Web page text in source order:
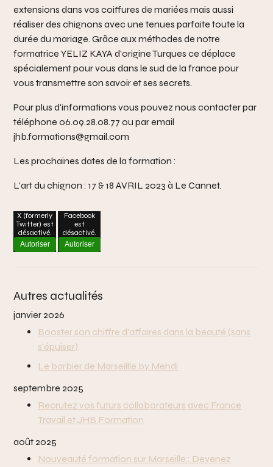
extensions dans vos coiffures de mariées mais aussi
réaliser des chignons avec une tenues parfaite toute la
durée du mariage. Grâce aux méthodes de notre
formatrice YELIZ KAYA d'origine Turques ce déplace
spécialement pour vous dans le sud de la france pour
vous transmettre son savoir et ses secrets.
Pour plus d'informations vous pouvez nous contacter par
téléphone 06.09.28.08.77 ou par email
jhb.formations@gmail.com
Les prochaines dates de la formation :
L'art du chignon : 17 & 18 AVRIL 2023 à Le Cannet.
X (formerly
Twitter) est
désactivé.
Autoriser
Facebook
est
désactivé.
Autoriser
Autres actualités
janvier 2026
Booster son chiffre d’affaires dans la beauté (sans
s’épuiser)
Le barbier de Marseillle by Mehdi
septembre 2025
Recrutez vos futurs collaborateurs avec France
Travail et JHB Formation
août 2025
Nouveauté formation sur Marseille : Devenez